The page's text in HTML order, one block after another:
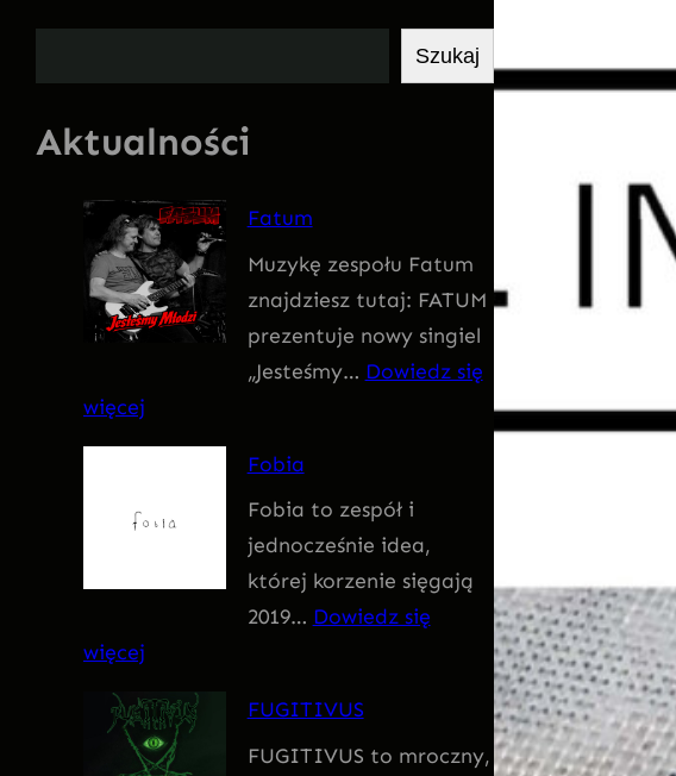
z
k
Szukaj
Aktualności
Fatum
Muzykę zespołu Fatum
znajdziesz tutaj: FATUM
prezentuje nowy singiel
„Jesteśmy… Dowiedz się
więcej
F
m
Fobia
Fobia to zespół i
jednocześnie idea,
której korzenie sięgają
2019… Dowiedz się
więcej
o
b
FUGITIVUS
FUGITIVUS to mroczny,